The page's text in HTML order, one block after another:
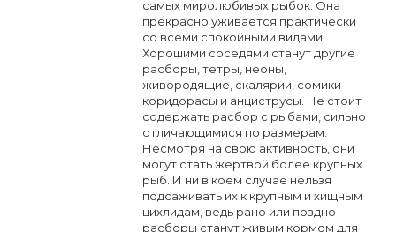
самых миролюбивых рыбок. Она
прекрасно уживается практически
со всеми спокойными видами.
Хорошими соседями станут другие
расборы, тетры, неоны,
живородящие, скалярии, сомики
коридорасы и анциструсы. Не стоит
содержать расбор с рыбами, сильно
отличающимися по размерам.
Несмотря на свою активность, они
могут стать жертвой более крупных
рыб. И ни в коем случае нельзя
подсаживать их к крупным и хищным
цихлидам, ведь рано или поздно
расборы станут живым кормом для